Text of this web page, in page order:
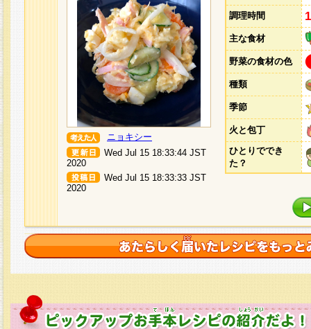
ニョキシー
Wed Jul 15 18:33:44 JST
2020
Wed Jul 15 18:33:33 JST
2020
調理時間
主な食材
野菜の食材の色
種類
季節
火と包丁
ひとりででき
た？